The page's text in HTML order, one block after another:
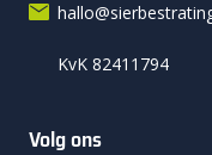
KvK 82411794
Volg ons